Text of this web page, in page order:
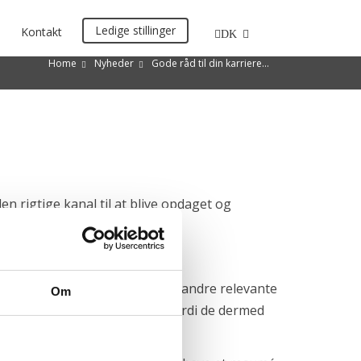
Om
Kontakt Ledige stillinger DK
Home Nyheder Gode råd til din karriere…
rigtige kanal til at blive opdaget og
ønsker.
jobtitler, geografi og andre relevante
og researchers, fordi de dermed
i.